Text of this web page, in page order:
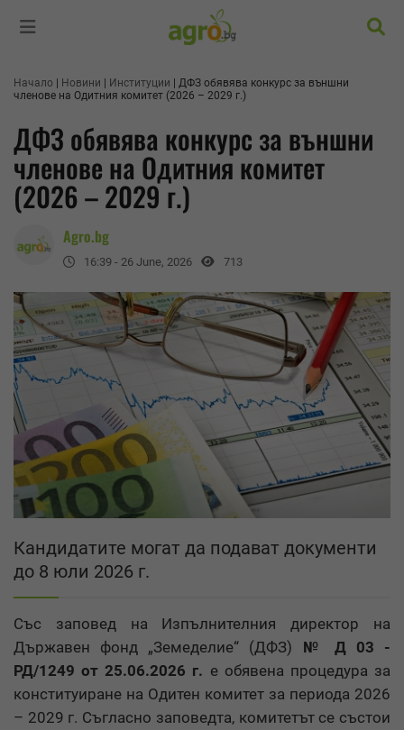
Начало Новини Институции
ДФЗ обявява конкурс за външни
членове на Одитния комитет (2026 – 2029 г.)
ДФЗ обявява конкурс за външни
членове на Одитния комитет
(2026 – 2029 г.)
Agro.bg
16:39 - 26 June, 2026 713
Кандидатите могат да подават документи
до 8 юли 2026 г.
Със заповед на Изпълнителния директор на
Държавен фонд „Земеделие“ (ДФЗ) № Д 03 -
РД/1249 от 25.06.2026 г. е обявена процедура за
конституиране на Одитен комитет за периода 2026
– 2029 г. Съгласно заповедта, комитетът се състои